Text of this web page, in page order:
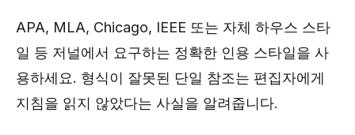
APA, MLA, Chicago, IEEE 또는 자체 하우스 스타
일 등 저널에서 요구하는 정확한 인용 스타일을 사
용하세요. 형식이 잘못된 단일 참조는 편집자에게
지침을 읽지 않았다는 사실을 알려줍니다.